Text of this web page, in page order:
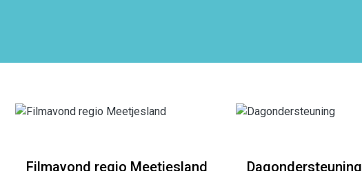
Filmavond regio Meetjesland Dagondersteuning